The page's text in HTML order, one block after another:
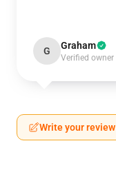
G Graham
Verified owner
Write your review